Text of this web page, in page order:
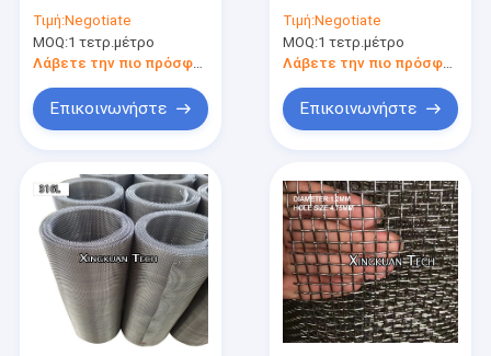
3,5mm άνοιγμα
Τιμή:Negotiate
MOQ:1 τετρ.μέτρο
Λάβετε την πιο πρόσφατη τιμή
Επικοινωνήστε
πλέγμα ατσάλι 201
304 316 316L
Τιμή:Negotiate
MOQ:1 τετρ.μέτρο
Επικοινωνήστε